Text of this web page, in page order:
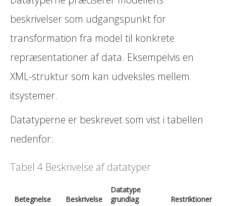
beskrivelser som udgangspunkt for
transformation fra model til konkrete
repræsentationer af data. Eksempelvis en
XML-struktur som kan udveksles mellem
itsystemer.
Datatyperne er beskrevet som vist i tabellen
nedenfor:
Tabel 4 Beskrivelse af datatyper
Betegnelse Beskrivelse
Datatype
grundlag
Restriktioner